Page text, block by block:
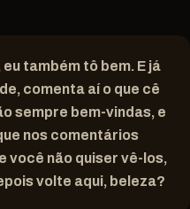
também tô bem. E já
comenta aí o que cê
sempre bem-vindas, e
nos comentários
você não quiser vê-los,
volte aqui, beleza?